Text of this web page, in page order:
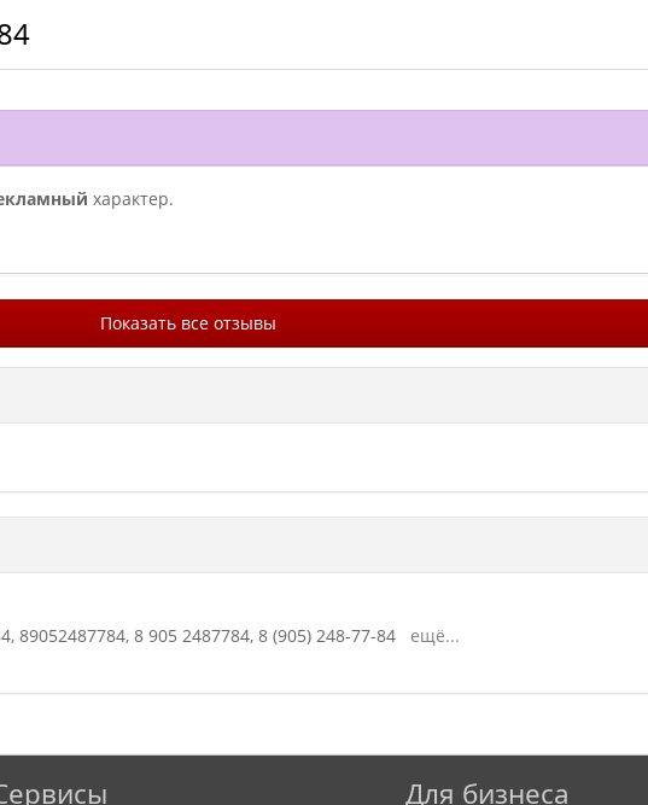
характер.
Показать все отзывы
89052487784, 8 905 2487784, 8 (905) 248-77-84 ещё...
Для бизнеса